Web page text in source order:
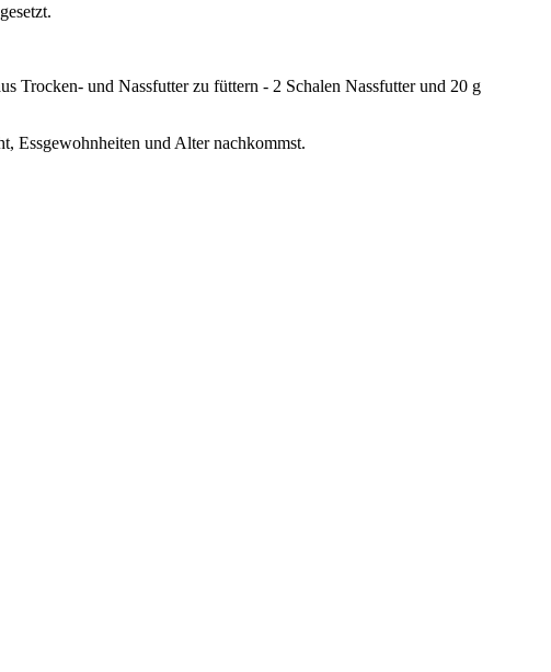
Trocken- und Nassfutter zu füttern - 2 Schalen Nassfutter und 20 g
Essgewohnheiten und Alter nachkommst.